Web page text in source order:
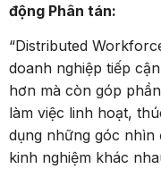
động Phân tán:
“Distributed
doanh nghiệp tiếp
hơn mà còn góp
làm việc linh hoạt,
dụng những góc nhìn
kinh nghiệm khác